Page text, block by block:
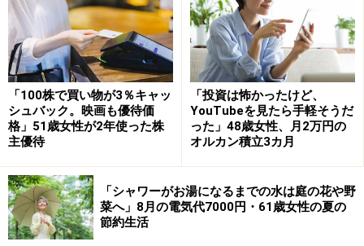
クドナルドホールディングス＜2702＞、 イオン＜8267＞
だそう。
「子どもの株式投資教育を思い、株主優待で外食できる
もの、カタログギフトを中心に10年来継続保有してき
た」そうで、いずれも「家族で外食したり、子どもに優
待券を渡して大学生活の1人暮らしの食費として喜んで
もらえた」思い入れのある銘柄だといいます。
現在は「子どもも社会人となり、株式投資に抵抗感なく
実践することができたので、目的は果たせたかな」と投
「100株で買い物が3％キャッ
シュバック。映画も優待価
格」51歳女性が2年使った株
主優待
「投資は怖かったけど、
YouTubeを見たら手軽そうだ
った」48歳女性、月2万円の
オルカン積立3カ月
「シャワーがお湯になるまでの水は庭の花や野
菜へ」8月の電気代7000円・61歳女性の夏の
節約生活